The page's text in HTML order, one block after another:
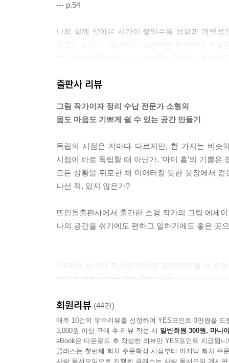
--- p.54
나와 함께 살아온 시간이 쌓일수록 성향과 개별
책하며 생각을 비우고, 시끄러운 소리에 노출되
좋아하는 일에 쓰며 휴식과 충전의 시간을 가진다
일상의 미덕은 심심함에서 온다. 대체로 심심한
시간이 없으니 편한 게 우선이 되고, 생활 패턴은
상에 앉아 자체적으로 일을 만든다. 심심한 무자
은 휴식은 결코 잉여롭지 않다.
--- p.130
새로운 정보를 받아들이다가 문득 어디로 휩쓸려
느껴진다. 나는 그럴 때 노트 구석에 적어 둔 글귀
갉아먹는 것도 없다.
--- p.198
성실하고 꾸준한 사람이 되고 싶다. 사소한 일을
출판사 리뷰
그림 작가이자 정리 수납 전문가 소형의
몸도 마음도 기쁘게 쉴 수 있는 공간 만들기
독립의 시점은 저마다 다르지만, 한 가지는 비슷
시점이 바로 독립할 때 아닌가. ‘마이 홈’의 기쁨
모든 상황을 뒤로한 채 미어터질 듯한 옷장에서
나선 적, 있지 않은가?
뜨인돌출판사에서 출간한 소형 작가의 그림 에세
나의 공간을 쉬기에도 편하고 일하기에도 좋은 곳
매일을 변화시키는 작은 정리 습관
지금은 정리 수납 전문가가 된 저자도 ‘조금만 방
물건이 가득해서 정리가 되지 않았다. 마음도 공
변화가 일어난 것은 정리 습관이 든 이후부터다
정리하기로 마음먹었다. 그렇게 집 안을 정리 정
습관으로 만들며 자신에게 맞는 삶을 오롯이 가
회원리뷰 (44건)
매주 10건의 우수리뷰를 선정하여 YES포인트 3만원을 드
3,000원 이상 구매 후 리뷰 작성 시 일반회원 300원, 마니
eBook은 다운로드 후 작성한 리뷰만 YES포인트 지급됩니
클래스는 첫번째 회차 주문확정 시점부터 마지막 회차 주
사락 독서모임으로 진행된 클래스는 사락 독서모임 게시